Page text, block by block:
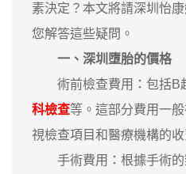
素決定？本文將請深圳怡
您解答這些疑問。
一、深圳墮胎的價格
術前檢查費用：包括B
科檢查等。這部分費用一
視檢查項目和醫療機構的收
手術費用：根據手術的